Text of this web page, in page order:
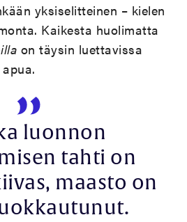
yksiselitteinen – kielen
Kaikesta huolimatta
on täysin luettavissa
luonnon
tahti on
maasto on